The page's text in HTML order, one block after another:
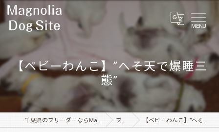
MENU
【ベビーわんこ】”へそ天で爆睡三
態”
千葉県のブリーダーならMagnolia Dog Site ブログ 【ベビーわんこ】”へそ天で爆睡三態”